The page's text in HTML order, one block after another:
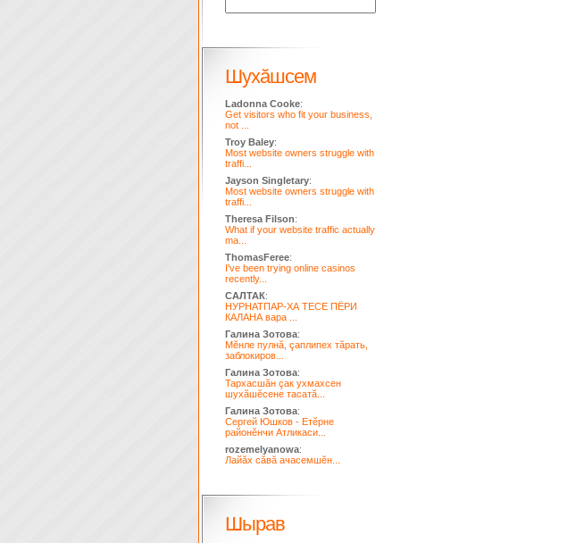
Шухăшсем
Ladonna Cooke:
Get visitors who fit your business,
not ...
Troy Baley:
Most website owners struggle with
traffi...
Jayson Singletary:
Most website owners struggle with
traffi...
Theresa Filson:
What if your website traffic actually
ma...
ThomasFeree:
I've been trying online casinos
recently...
САЛТАК:
НУРНАТПАР-ХА ТЕСЕ ПЁРИ
КАЛАНА вара ...
Галина Зотова:
Мĕнле пулнă, çаплипех тăрать,
заблокиров...
Галина Зотова:
Тархасшăн çак ухмахсен
шухăшĕсене тасатă...
Галина Зотова:
Сергей Юшков - Етĕрне
районĕнчи Атликаси...
rozemelyanowa:
Лайăх сăвă ачасемшĕн...
Шырав